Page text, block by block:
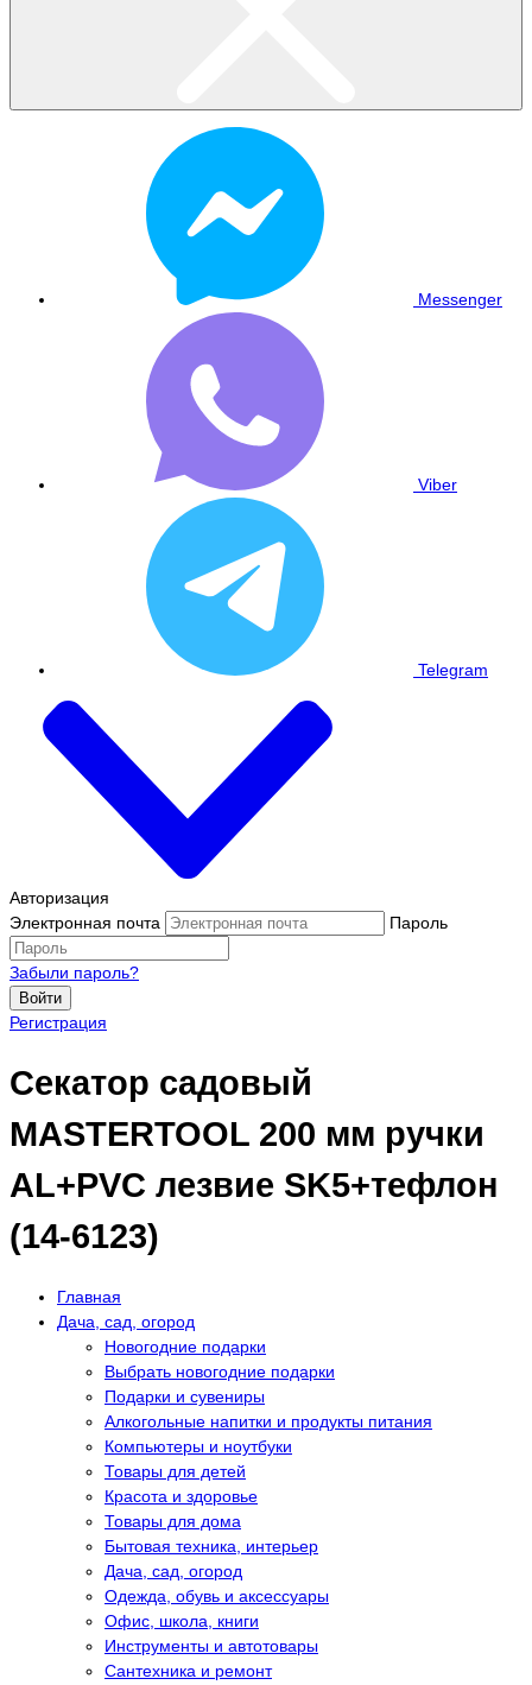
Messenger
Viber
Telegram
Авторизация
Электронная почта
Пароль
Забыли пароль?
Войти
Регистрация
Секатор садовый
MASTERTOOL 200 мм ручки
AL+PVC лезвие SK5+тефлон
(14-6123)
Главная
Дача, сад, огород
Новогодние подарки
Выбрать новогодние подарки
Подарки и сувениры
Алкогольные напитки и продукты питания
Компьютеры и ноутбуки
Товары для детей
Красота и здоровье
Товары для дома
Бытовая техника, интерьер
Дача, сад, огород
Одежда, обувь и аксессуары
Офис, школа, книги
Инструменты и автотовары
Сантехника и ремонт